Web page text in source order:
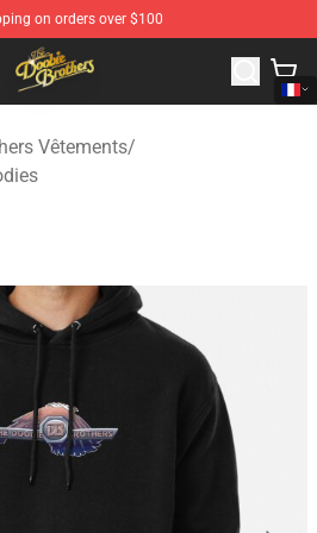
on orders over $100
Store - Official The Doobie
Vêtements/